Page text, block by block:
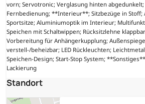
vorn; Servotronic; Verglasung hinten
Fernbedienung; **Interieur**; Sitzbezüge in Stoff;
Sportsitze; Aluminiumoptik im Interieur;
Speichen mit Schaltwippen; Rücksitzlehne
Vorbereitung für Anhängerkupplung;
verstell-/beheizbar; LED Rückleuchten;
Speichen-Design; Start-Stop System;
Lackierung
Standort